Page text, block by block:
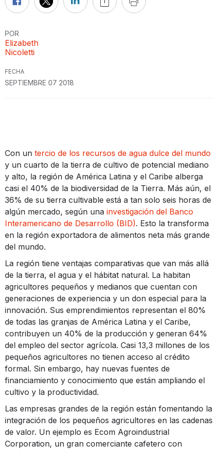
POR
Elizabeth
Nicoletti
FECHA
SEPTIEMBRE 07 2018
Con un tercio de los recursos de agua dulce del mundo
y un cuarto de la tierra de cultivo de potencial mediano
y alto, la región de América Latina y el Caribe alberga
casi el 40% de la biodiversidad de la Tierra. Más aún, el
36% de su tierra cultivable está a tan solo seis horas de
algún mercado, según una investigación del Banco
Interamericano de Desarrollo (BID). Esto la transforma
en la región exportadora de alimentos neta más grande
del mundo.
La región tiene ventajas comparativas que van más allá
de la tierra, el agua y el hábitat natural. La habitan
agricultores pequeños y medianos que cuentan con
generaciones de experiencia y un don especial para la
innovación. Sus emprendimientos representan el 80%
de todas las granjas de América Latina y el Caribe,
contribuyen un 40% de la producción y generan 64%
del empleo del sector agrícola. Casi 13,3 millones de los
pequeños agricultores no tienen acceso al crédito
formal. Sin embargo, hay nuevas fuentes de
financiamiento y conocimiento que están ampliando el
cultivo y la productividad.
Las empresas grandes de la región están fomentando la
integración de los pequeños agricultores en las cadenas
de valor. Un ejemplo es Ecom Agroindustrial
Corporation, un gran comerciante cafetero con